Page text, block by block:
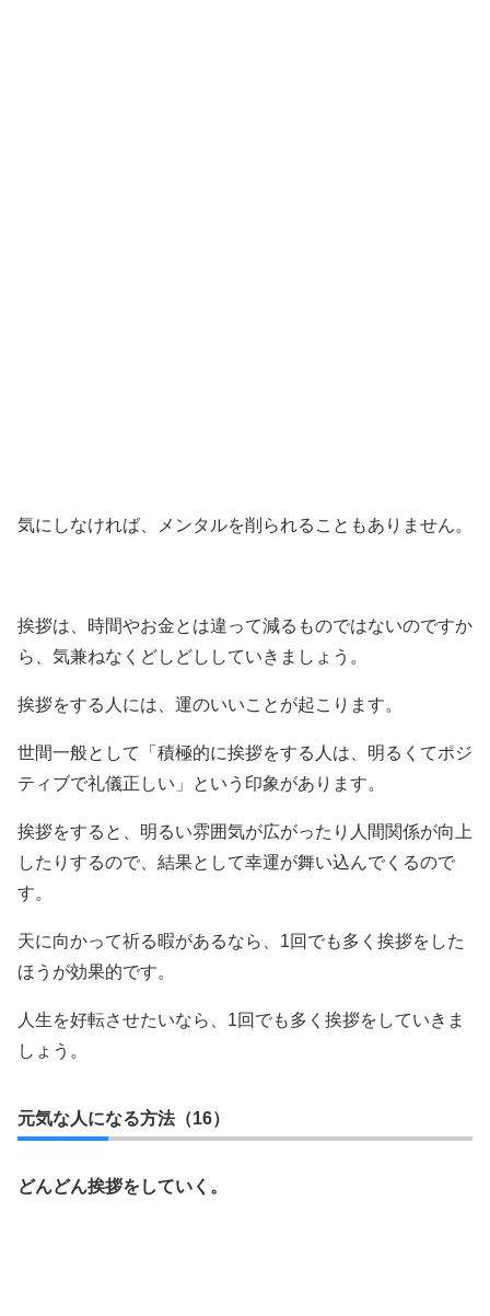
気にしなければ、メンタルを削られることもありません。
挨拶は、時間やお金とは違って減るものではないのですか
ら、気兼ねなくどしどししていきましょう。
挨拶をする人には、運のいいことが起こります。
世間一般として「積極的に挨拶をする人は、明るくてポジ
ティブで礼儀正しい」という印象があります。
挨拶をすると、明るい雰囲気が広がったり人間関係が向上
したりするので、結果として幸運が舞い込んでくるので
す。
天に向かって祈る暇があるなら、1回でも多く挨拶をした
ほうが効果的です。
人生を好転させたいなら、1回でも多く挨拶をしていきま
しょう。
元気な人になる方法（16）
どんどん挨拶をしていく。